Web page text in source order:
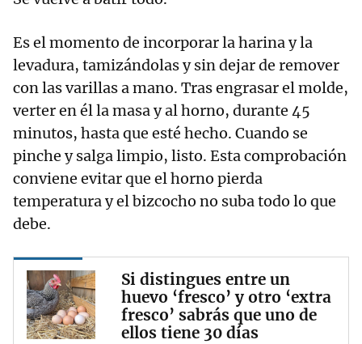
Es el momento de incorporar la harina y la
levadura, tamizándolas y sin dejar de remover
con las varillas a mano. Tras engrasar el molde,
verter en él la masa y al horno, durante 45
minutos, hasta que esté hecho. Cuando se
pinche y salga limpio, listo. Esta comprobación
conviene evitar que el horno pierda
temperatura y el bizcocho no suba todo lo que
debe.
Si distingues entre un
huevo ‘fresco’ y otro ‘extra
fresco’ sabrás que uno de
ellos tiene 30 días